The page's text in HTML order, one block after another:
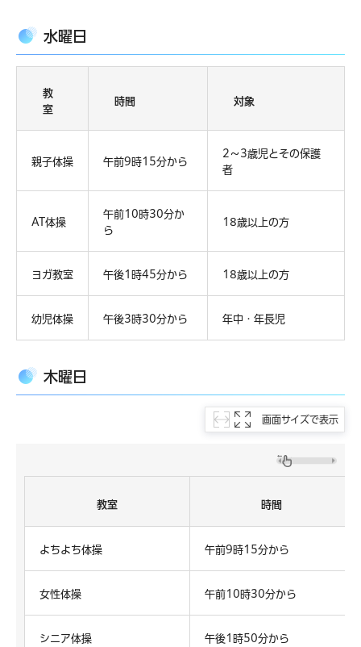
水曜日
教
室
時間 対象
親子体操 午前9時15分から
2～3歳児とその保護
者
AT体操
午前10時30分か
ら
18歳以上の方
ヨガ教室 午後1時45分から 18歳以上の方
幼児体操 午後3時30分から 年中・年長児
木曜日
画面サイズで表示
教室 時間
よちよち体操 午前9時15分から
女性体操 午前10時30分から
シニア体操 午後1時50分から